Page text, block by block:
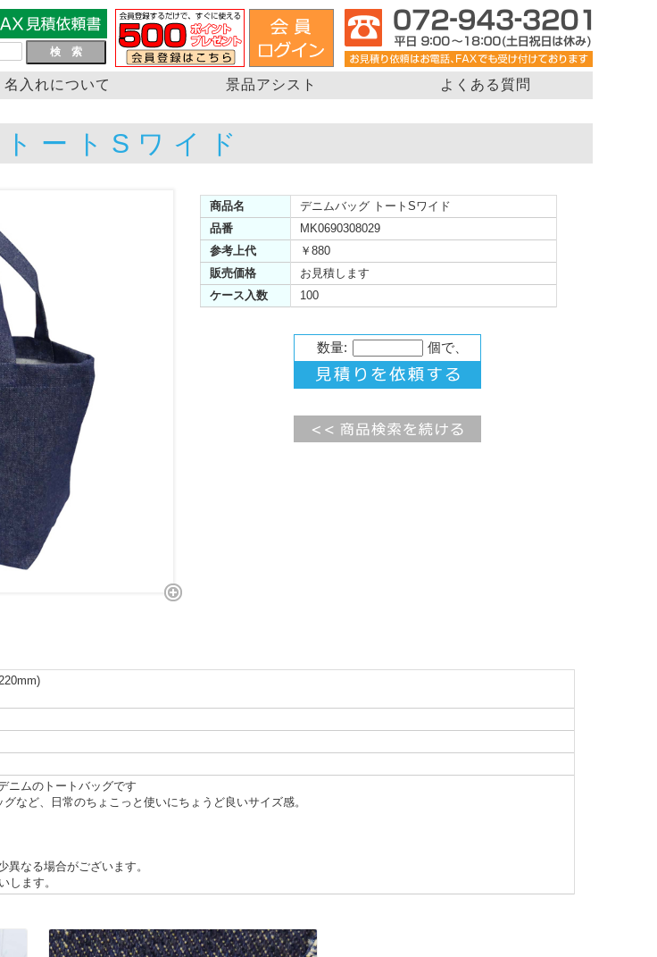
名入れについて 景品アシスト よくある質問
ートSワイド
商品名
デニムバッグ トートSワイド
品番
MK0690308029
参考上代
￥880
販売価格
お見積します
ケース入数
100
数量: 個で、
ニムのトートバッグです
など、日常のちょこっと使いにちょうど良いサイズ感。
なる場合がございます。
します。